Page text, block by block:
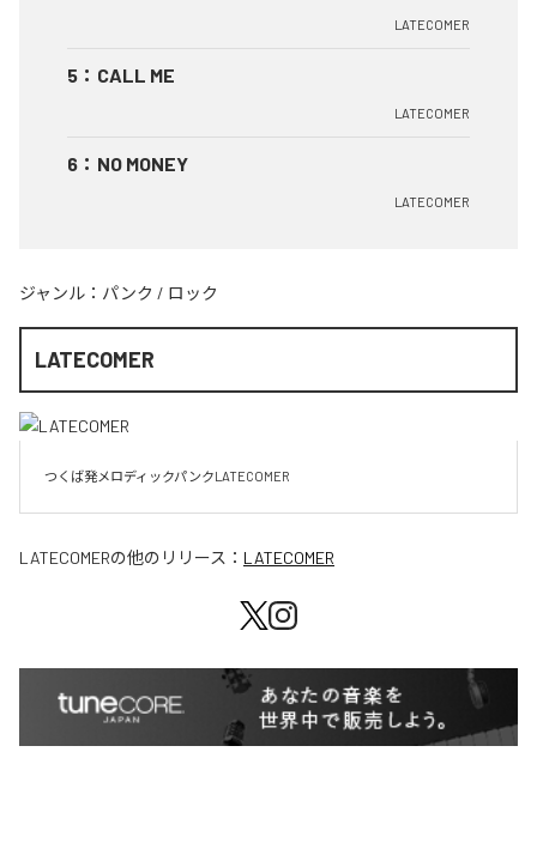
LATECOMER
5 ： CALL ME
LATECOMER
6 ： NO MONEY
LATECOMER
ジャンル： パンク / ロック
LATECOMER
LATECOMERの他のリリース： LATECOMER